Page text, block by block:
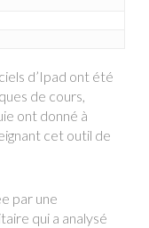
d’Ipad ont été
de cours,
ont donné à
cet outil de
par une
qui a analysé